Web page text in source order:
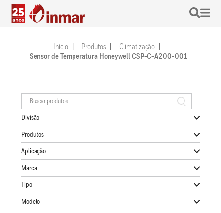
Início Produtos
Climatização
Sensor de Temperatura Honeywell CSP-C-A200-001
Divisão
Produtos
Aplicação
Marca
Tipo
Modelo